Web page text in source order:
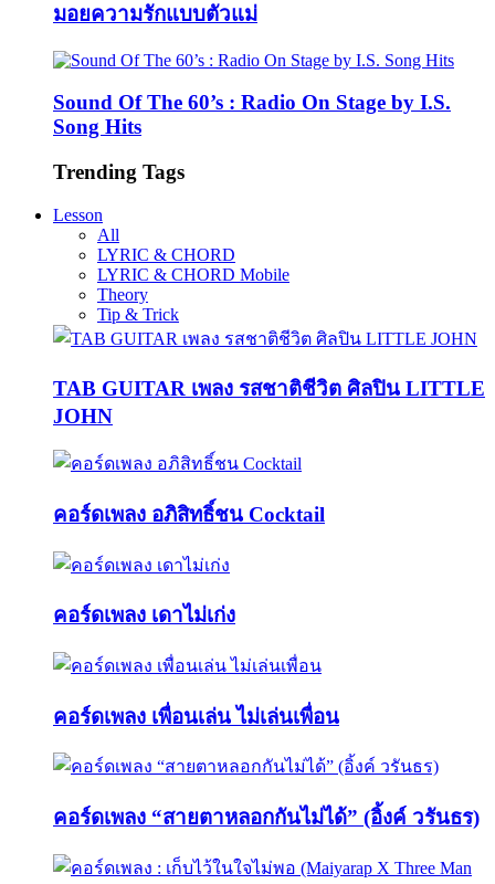
มอยความรักแบบตัวแม่
Sound Of The 60’s : Radio On Stage by I.S.
Song Hits
Trending Tags
Lesson
All
LYRIC & CHORD
LYRIC & CHORD Mobile
Theory
Tip & Trick
TAB GUITAR เพลง รสชาติชีวิต ศิลปิน LITTLE
JOHN
คอร์ดเพลง อภิสิทธิ์ชน Cocktail
คอร์ดเพลง เดาไม่เก่ง
คอร์ดเพลง เพื่อนเล่น ไม่เล่นเพื่อน
คอร์ดเพลง “สายตาหลอกกันไม่ได้” (อิ้งค์ วรันธร)